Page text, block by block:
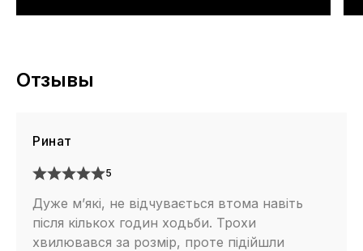
Отзывы
Ринат
5
Дуже м’які, не відчувається втома навіть
після кількох годин ходьби. Трохи
хвилювався за розмір, проте підійшли